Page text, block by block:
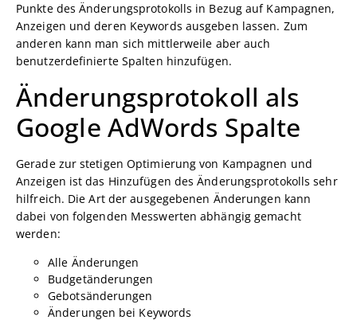
Punkte des Änderungsprotokolls in Bezug auf Kampagnen,
Anzeigen und deren Keywords ausgeben lassen. Zum
anderen kann man sich mittlerweile aber auch
benutzerdefinierte Spalten hinzufügen.
Änderungsprotokoll als
Google AdWords Spalte
Gerade zur stetigen Optimierung von Kampagnen und
Anzeigen ist das Hinzufügen des Änderungsprotokolls sehr
hilfreich. Die Art der ausgegebenen Änderungen kann
dabei von folgenden Messwerten abhängig gemacht
werden:
Alle Änderungen
Budgetänderungen
Gebotsänderungen
Änderungen bei Keywords